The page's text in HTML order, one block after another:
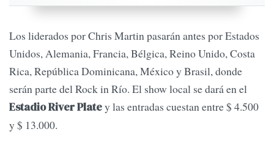
Los liderados por Chris Martin pasarán antes por Estados
Unidos, Alemania, Francia, Bélgica, Reino Unido, Costa
Rica, República Dominicana, México y Brasil, donde
serán parte del Rock in Río. El show local se dará en el
Estadio River Platey las entradas cuestan entre $ 4.500
y $ 13.000.